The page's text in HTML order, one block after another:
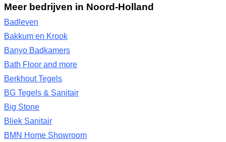
Meer bedrijven in Noord-Holland
Badleven
Bakkum en Krook
Banyo Badkamers
Bath Floor and more
Berkhout Tegels
BG Tegels & Sanitair
Big Stone
Bliek Sanitair
BMN Home Showroom